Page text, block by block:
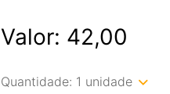
Valor: 42,00
Quantidade: 1 unidade